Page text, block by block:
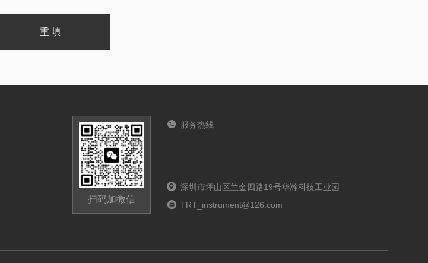
扫码加微信
服务热线
深圳市坪山区兰金四路19号华瀚科技工业园
TRT_instrument@126.com